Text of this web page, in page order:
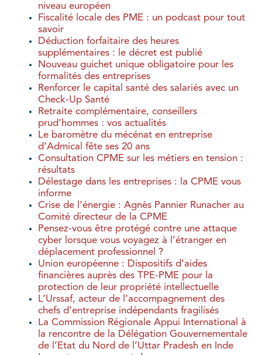
niveau européen
Fiscalité locale des PME : un podcast pour tout
savoir
Déduction forfaitaire des heures
supplémentaires : le décret est publié
Nouveau guichet unique obligatoire pour les
formalités des entreprises
Renforcer le capital santé des salariés avec un
Check-Up Santé
Retraite complémentaire, conseillers
prud’hommes : vos actualités
Le baromètre du mécénat en entreprise
d’Admical fête ses 20 ans
Consultation CPME sur les métiers en tension :
résultats
Délestage dans les entreprises : la CPME vous
informe
Crise de l’énergie : Agnès Pannier Runacher au
Comité directeur de la CPME
Pensez-vous être protégé contre une attaque
cyber lorsque vous voyagez à l’étranger en
déplacement professionnel ?
Union européenne : Dispositifs d’aides
financières auprès des TPE-PME pour la
protection de leur propriété intellectuelle
L’Urssaf, acteur de l’accompagnement des
chefs d’entreprise indépendants fragilisés
La Commission Régionale Appui International à
la rencontre de la Délégation Gouvernementale
de l’Etat du Nord de l’Uttar Pradesh en Inde